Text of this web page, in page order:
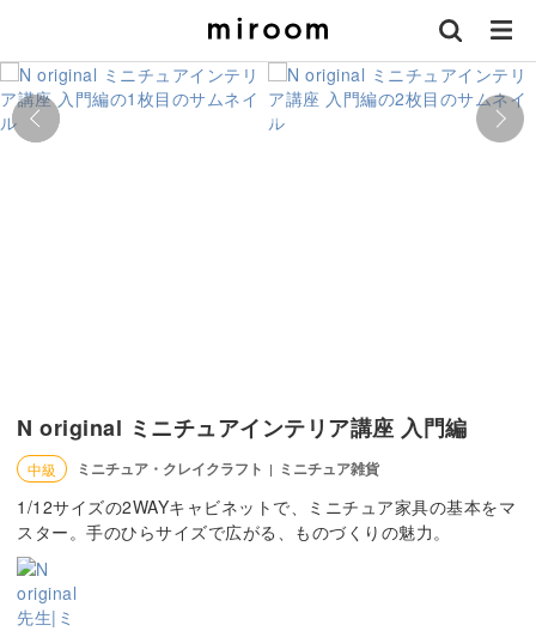
N original ミニチュアインテリア講座 入門編
中級 ミニチュア・クレイクラフト | ミニチュア雑貨
1/12サイズの2WAYキャビネットで、ミニチュア家具の基本をマ
スター。手のひらサイズで広がる、ものづくりの魅力。